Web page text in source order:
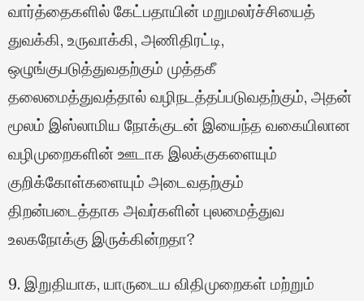
வார்த்தைகளில் கேட்பதாயின் மறுமலர்ச்சியைத்
துவக்கி, உருவாக்கி, அணிதிரட்டி,
ஒழுங்குபடுத்துவதற்கும் முத்தகீ
தலைமைத்துவத்தால் வழிநடத்தப்படுவதற்கும், அதன்
மூலம் இஸ்லாமிய நோக்குடன் இயைந்த வகையிலான
வழிமுறைகளின் ஊடாக இலக்குகளையும்
குறிக்கோள்களையும் அடைவதற்கும்
திறன்படைத்தாக அவர்களின் புலமைத்துவ
உலகநோக்கு இருக்கின்றதா?
9. இறுதியாக, யாருடைய விதிமுறைகள் மற்றும்